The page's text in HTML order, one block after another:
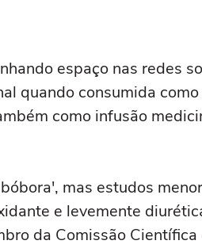
espaço nas redes
quando consumida como
como infusão
mas estudos
e levemente
da Comissão Científica